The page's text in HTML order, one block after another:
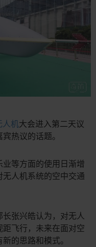
人机大会进入第二天议
热议的话题。
等方面的使用日渐增
人机系统的空中交通
张兴皓认为，对无人
飞行，未来在面对空
的思路和模式。